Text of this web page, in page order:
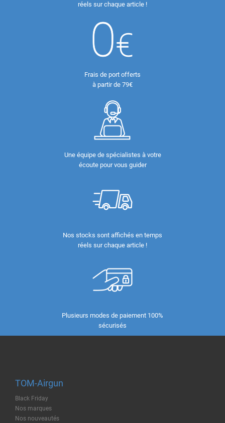
réels sur chaque article !
Frais de port offerts
à partir de 79€
Une équipe de spécialistes à votre
écoute pour vous guider
Nos stocks sont affichés en temps
réels sur chaque article !
Plusieurs modes de paiement 100%
sécurisés
TOM-Airgun
Black Friday
Nos marques
Nos nouveautés